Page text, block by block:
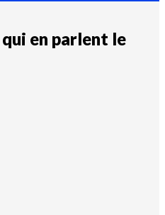
en parlent le